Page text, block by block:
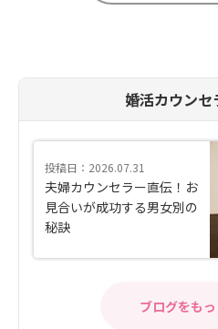
婚活カウンセ
投稿日：2026.07.31
夫婦カウンセラー直伝！お
見合いが成功する男女別の
秘訣
ブログをも